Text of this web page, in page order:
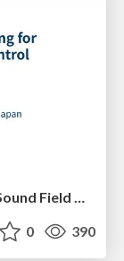
Neural Spatial Audio Processing for Sound Field Analysis and Control
0 390